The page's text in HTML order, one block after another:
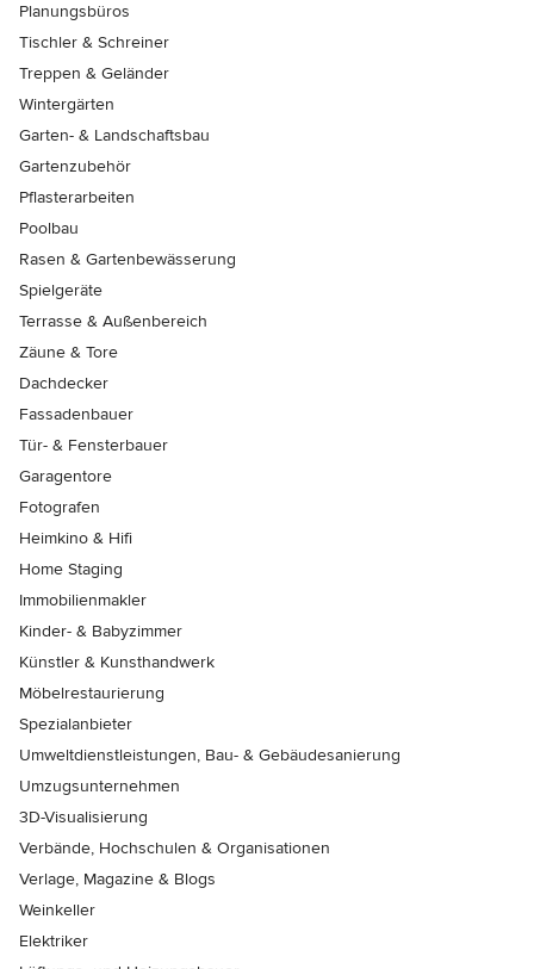
Planungsbüros
Tischler & Schreiner
Treppen & Geländer
Wintergärten
Garten- & Landschaftsbau
Gartenzubehör
Pflasterarbeiten
Poolbau
Rasen & Gartenbewässerung
Spielgeräte
Terrasse & Außenbereich
Zäune & Tore
Dachdecker
Fassadenbauer
Tür- & Fensterbauer
Garagentore
Fotografen
Heimkino & Hifi
Home Staging
Immobilienmakler
Kinder- & Babyzimmer
Künstler & Kunsthandwerk
Möbelrestaurierung
Spezialanbieter
Umweltdienstleistungen, Bau- & Gebäudesanierung
Umzugsunternehmen
3D-Visualisierung
Verbände, Hochschulen & Organisationen
Verlage, Magazine & Blogs
Weinkeller
Elektriker